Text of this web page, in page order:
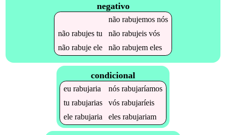
negativo
não rabujemosnós
não rabujestu não rabujeisvós
não rabujeele não rabujemeles
condicional
eu rabujaria nós rabujaríamos
tu rabujarias vós rabujaríeis
ele rabujaria eles rabujariam